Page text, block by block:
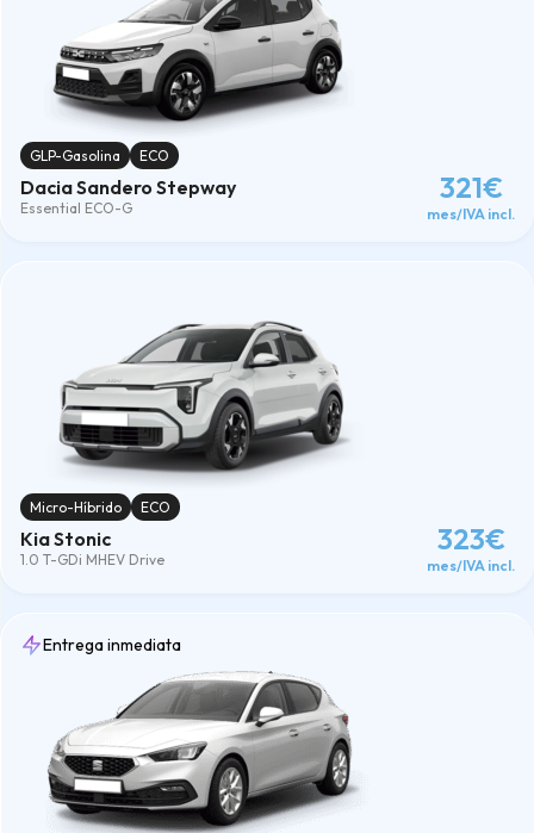
GLP-Gasolina ECO
Dacia Sandero Stepway
Essential ECO-G
321€
mes/IVA incl.
Micro-Híbrido ECO
Kia Stonic
1.0 T-GDi MHEV Drive
323€
mes/IVA incl.
Entrega inmediata